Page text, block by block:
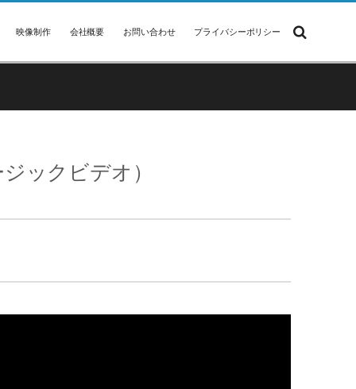
映像制作 会社概要 お問い合わせ プライバシーポリシー
ックビデオ）